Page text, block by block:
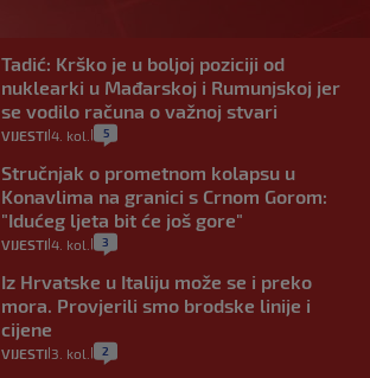
Tadić: Krško je u boljoj poziciji od
nuklearki u Mađarskoj i Rumunjskoj jer
se vodilo računa o važnoj stvari
VIJESTI 4. kol. 5
Stručnjak o prometnom kolapsu u
Konavlima na granici s Crnom Gorom:
"Idućeg ljeta bit će još gore"
VIJESTI 4. kol. 3
Iz Hrvatske u Italiju može se i preko
mora. Provjerili smo brodske linije i
cijene
VIJESTI 3. kol. 2